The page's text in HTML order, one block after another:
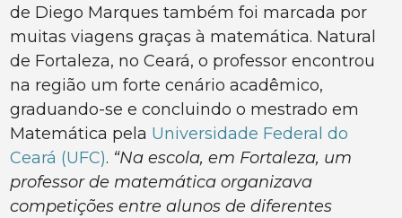
de Diego Marques também foi marcada por
muitas viagens graças à matemática. Natural
de Fortaleza, no Ceará, o professor encontrou
na região um forte cenário acadêmico,
graduando-se e concluindo o mestrado em
Matemática pela Universidade Federal do
Ceará (UFC). “Na escola, em Fortaleza, um
professor de matemática organizava
competições entre alunos de diferentes